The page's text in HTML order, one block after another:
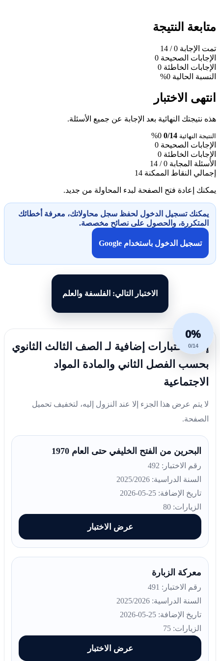
متابعة النتيجة
تمت الإجابة 0
/ 14
الإجابات الصحيحة 0
الإجابات الخاطئة 0
النسبة الحالية 0%
انتهى الاختبار
هذه نتيجتك النهائية بعد الإجابة عن جميع الأسئلة.
النتيجة النهائية 0/14
0%
الإجابات الصحيحة 0
الإجابات الخاطئة 0
الأسئلة المجابة 0 / 14
إجمالي النقاط الممكنة 14
يمكنك إعادة فتح الصفحة لبدء المحاولة من جديد.
يمكنك تسجيل الدخول لحفظ سجل محاولاتك، معرفة أخطائك
المتكررة، والحصول على نصائح مخصصة.
تسجيل الدخول باستخدام Google
الاختبار التالي: الفلسفة والعلم
0%
0/14
إليك اختبارات إضافية لـ الصف الثالث الثانوي
بحسب الفصل الثاني والمادة المواد
الاجتماعية
لا يتم عرض هذا الجزء إلا عند النزول إليه، لتخفيف تحميل
الصفحة.
البحرين من الفتح الخليفي حتى العام 1970
رقم الاختبار: 492
السنة الدراسية: 2025/2026
تاريخ الإضافة: 25-05-2026
الزيارات: 80
عرض الاختبار
معركة الزبارة
رقم الاختبار: 491
السنة الدراسية: 2025/2026
تاريخ الإضافة: 25-05-2026
الزيارات: 75
عرض الاختبار